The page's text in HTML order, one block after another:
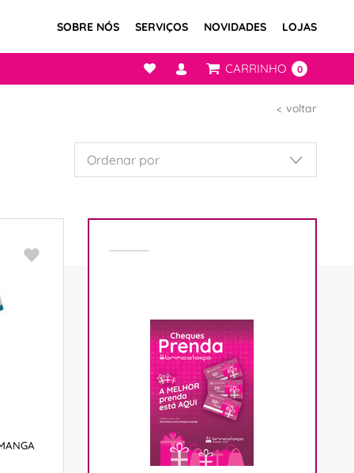
SOBRE NÓS SERVIÇOS NOVIDADES LOJAS
CARRINHO 0
voltar